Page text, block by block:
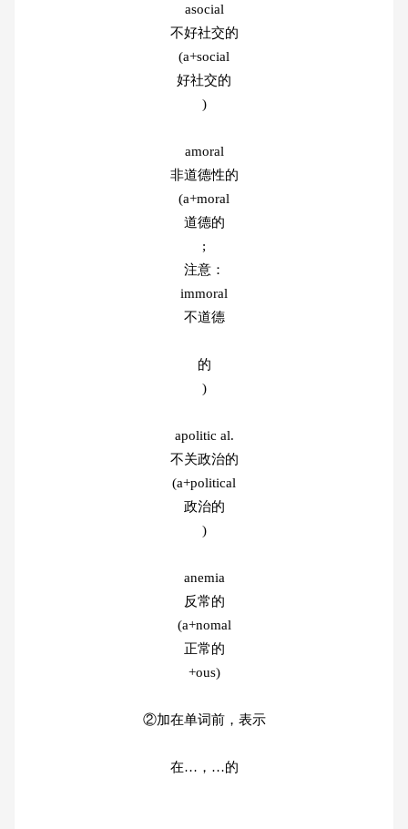
asocial
不好社交的
(a+social
好社交的
)
amoral
非道德性的
(a+moral
道德的
;
注意：
immoral
不道德
的
)
apolitic al.
不关政治的
(a+political
政治的
)
anemia
反常的
(a+nomal
正常的
+ous)
②加在单词前，表示
在…，…的